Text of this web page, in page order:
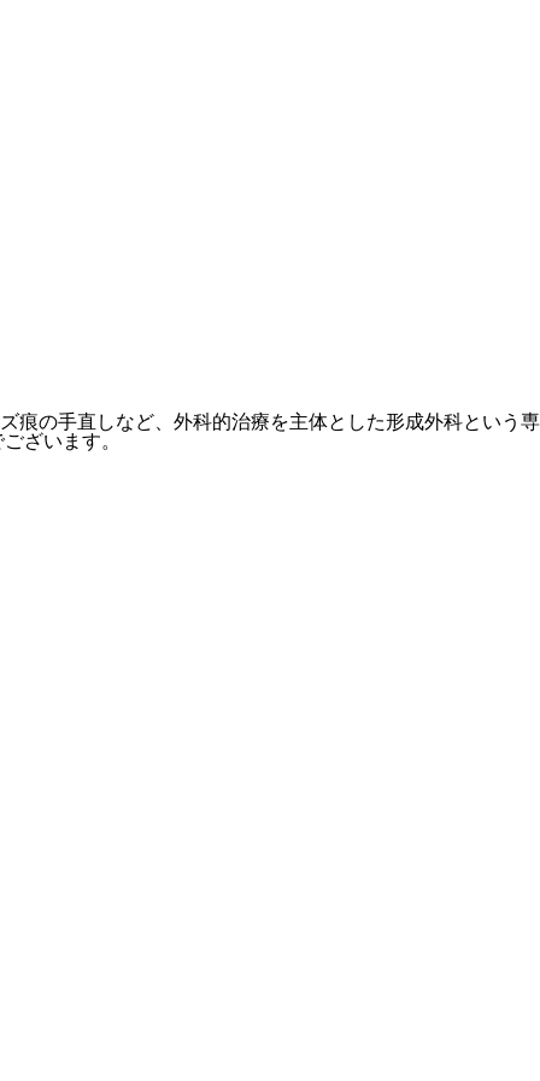
痕の手直しなど、外科的治療を主体とした形成外科という専
ざいます。